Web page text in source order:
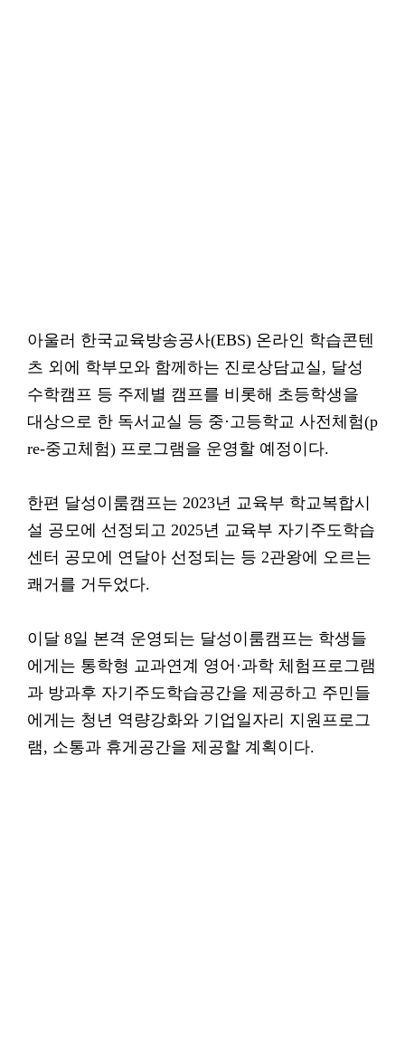
아울러 한국교육방송공사(EBS) 온라인 학습콘텐
츠 외에 학부모와 함께하는 진로상담교실, 달성
수학캠프 등 주제별 캠프를 비롯해 초등학생을
대상으로 한 독서교실 등 중·고등학교 사전체험(p
re-중고체험) 프로그램을 운영할 예정이다.
한편 달성이룸캠프는 2023년 교육부 학교복합시
설 공모에 선정되고 2025년 교육부 자기주도학습
센터 공모에 연달아 선정되는 등 2관왕에 오르는
쾌거를 거두었다.
이달 8일 본격 운영되는 달성이룸캠프는 학생들
에게는 통학형 교과연계 영어·과학 체험프로그램
과 방과후 자기주도학습공간을 제공하고 주민들
에게는 청년 역량강화와 기업일자리 지원프로그
램, 소통과 휴게공간을 제공할 계획이다.